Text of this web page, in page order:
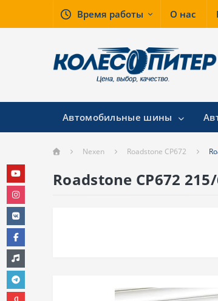
Время работы О нас
Автомобильные шины
Nexen Roadstone CP672
Roadstone CP672